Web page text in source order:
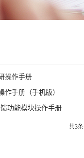
操作手册
作手册（手机版）
功能模块操作手册
共3条